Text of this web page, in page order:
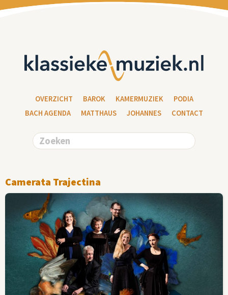
OVERZICHT BAROK KAMERMUZIEK
PODIA
BACH AGENDA
MATTHAUS JOHANNES CONTACT
Camerata Trajectina